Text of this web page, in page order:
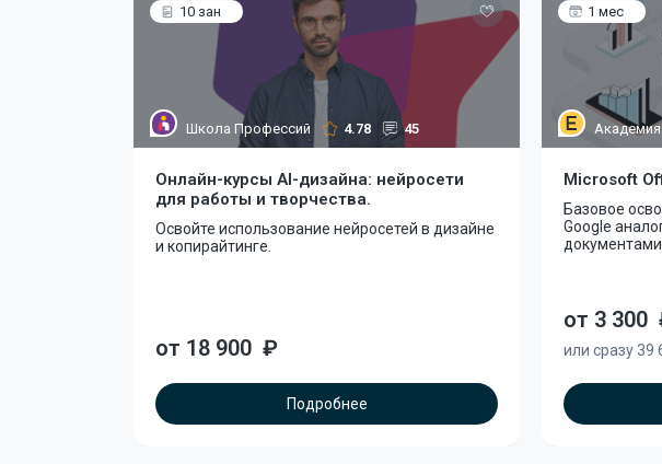
10 зан
Школа Профессий 4.78 45
Онлайн-курсы AI-дизайна: нейросети
для работы и творчества.
Освойте использование нейросетей в дизайне
и копирайтинге.
от 18 900 ₽
Подробнее
1 мес
Microsoft
Базовое
Google
от 3 300
или сразу 39